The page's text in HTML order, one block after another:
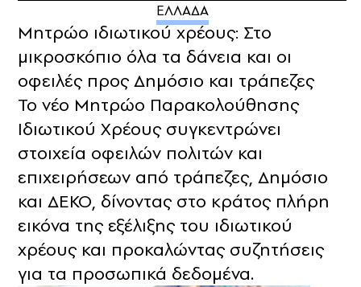
ΕΛΛΑΔΑ
Μητρώο ιδιωτικού χρέους: Στο
μικροσκόπιο όλα τα δάνεια και οι
οφειλές προς Δημόσιο και τράπεζες
Το νέο Μητρώο Παρακολούθησης
Ιδιωτικού Χρέους συγκεντρώνει
στοιχεία οφειλών πολιτών και
επιχειρήσεων από τράπεζες, Δημόσιο
και ΔΕΚΟ, δίνοντας στο κράτος πλήρη
εικόνα της εξέλιξης του ιδιωτικού
χρέους και προκαλώντας συζητήσεις
για τα προσωπικά δεδομένα.